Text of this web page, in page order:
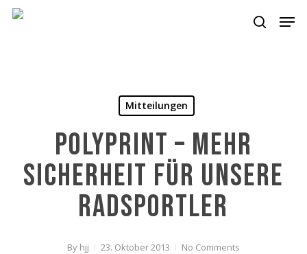
Skip
search
Mitteilungen
Polyprint – mehr
Sicherheit für unsere
Radsportler
By hjj 23. Oktober 2013 No Comments